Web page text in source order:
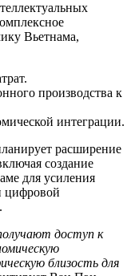
Вьетнама,
производства к
интеграции.
расширение
создание
для усиления
цифровой
доступ к
близость для